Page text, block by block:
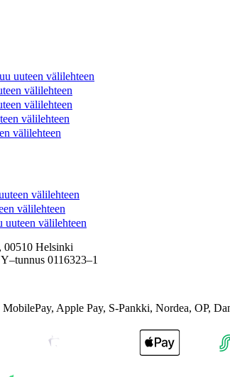
uuteen välilehteen
välilehteen
välilehteen
välilehteen
välilehteen
välilehteen
välilehteen
uuteen välilehteen
00510 Helsinki
Y–tunnus 0116323–1
Apple Pay, S-Pankki, Nordea, OP,